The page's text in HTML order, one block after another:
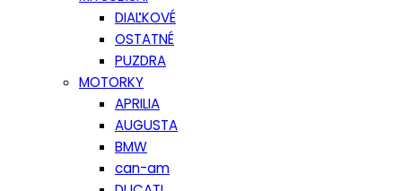
DIAĽKOVÉ
OSTATNÉ
PUZDRA
MOTORKY
APRILIA
AUGUSTA
BMW
can-am